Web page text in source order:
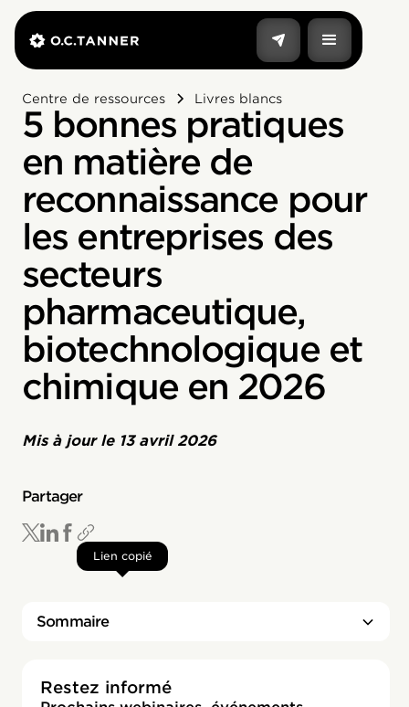
Centre de ressources Livres blancs
5 bonnes pratiques
en matière de
reconnaissance pour
les entreprises des
secteurs
pharmaceutique,
biotechnologique et
chimique en 2026
Mis à jour le 13 avril 2026
Partager
Lien copié
Sommaire
Restez informé